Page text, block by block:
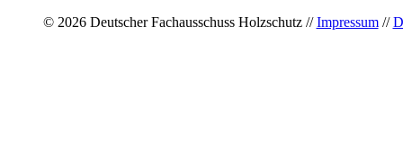
© 2026 Deutscher Fachausschuss Holzschutz //Impressum//